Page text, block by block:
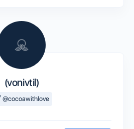
(vonivtil)
@cocoawithlove